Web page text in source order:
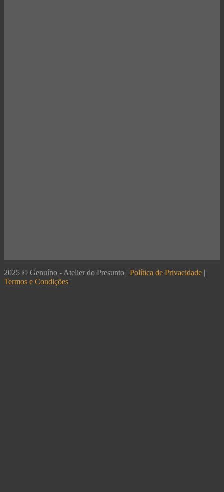
2025 © Genuíno - Atelier do Presunto | Política de Privacidade |
Termos e Condições |